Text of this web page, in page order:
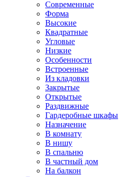
Современные
Форма
Высокие
Квадратные
Угловые
Низкие
Особенности
Встроенные
Из кладовки
Закрытые
Открытые
Раздвижные
Гардеробные шкафы
Назначение
В комнату
В нишу
В спальню
В частный дом
На балкон